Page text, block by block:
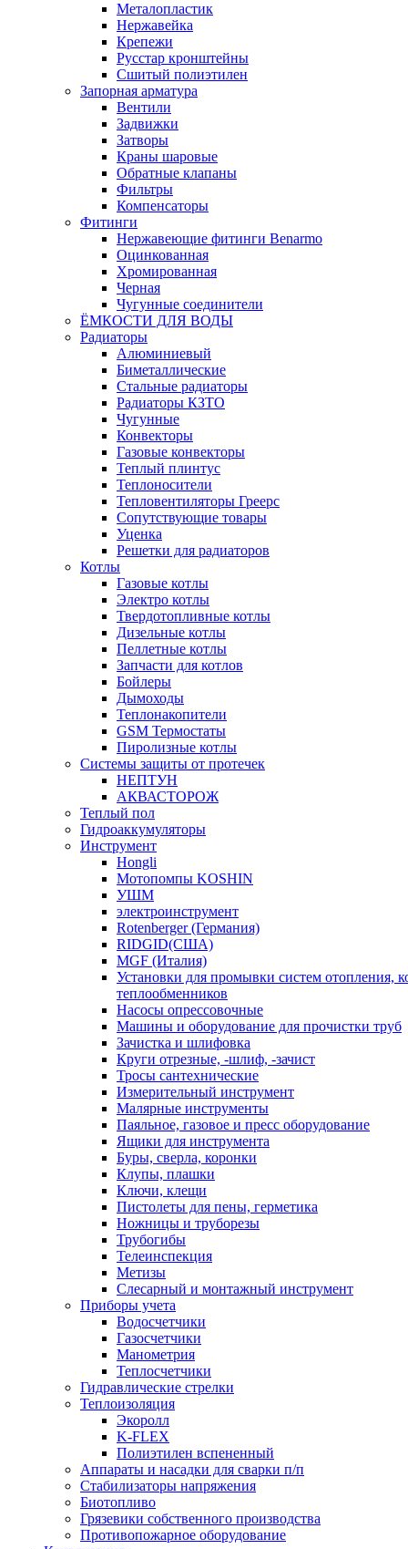
Металопластик
Нержавейка
Крепежи
Русстар кронштейны
Сшитый полиэтилен
Запорная арматура
Вентили
Задвижки
Затворы
Краны шаровые
Обратные клапаны
Фильтры
Компенсаторы
Фитинги
Нержавеющие фитинги Benarmo
Оцинкованная
Хромированная
Черная
Чугунные соединители
ЁМКОСТИ ДЛЯ ВОДЫ
Радиаторы
Алюминиевый
Биметаллические
Стальные радиаторы
Радиаторы КЗТО
Чугунные
Конвекторы
Газовые конвекторы
Теплый плинтус
Теплоносители
Тепловентиляторы Греерс
Сопутствующие товары
Уценка
Решетки для радиаторов
Котлы
Газовые котлы
Электро котлы
Твердотопливные котлы
Дизельные котлы
Пеллетные котлы
Запчасти для котлов
Бойлеры
Дымоходы
Теплонакопители
GSM Термостаты
Пиролизные котлы
Системы защиты от протечек
НЕПТУН
АКВАСТОРОЖ
Теплый пол
Гидроаккумуляторы
Инструмент
Hongli
Мотопомпы KOSHIN
УШМ
электроинструмент
Rotenberger (Германия)
RIDGID(США)
MGF (Италия)
Установки для промывки систем отопления,
теплообменников
Насосы опрессовочные
Машины и оборудование для прочистки труб
Зачистка и шлифовка
Круги отрезные, -шлиф, -зачист
Тросы сантехнические
Измерительный инструмент
Малярные инструменты
Паяльное, газовое и пресс оборудование
Ящики для инструмента
Буры, сверла, коронки
Клупы, плашки
Ключи, клещи
Пистолеты для пены, герметика
Ножницы и труборезы
Трубогибы
Телеинспекция
Метизы
Слесарный и монтажный инструмент
Приборы учета
Водосчетчики
Газосчетчики
Манометрия
Теплосчетчики
Гидравлические стрелки
Теплоизоляция
Экоролл
K-FLEX
Полиэтилен вспененный
Аппараты и насадки для сварки п/п
Стабилизаторы напряжения
Биотопливо
Грязевики собственного производства
Противопожарное оборудование